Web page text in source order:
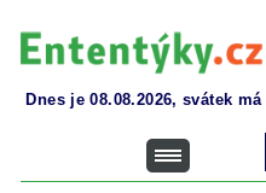
Dnes je 08.08.2026, svátek má